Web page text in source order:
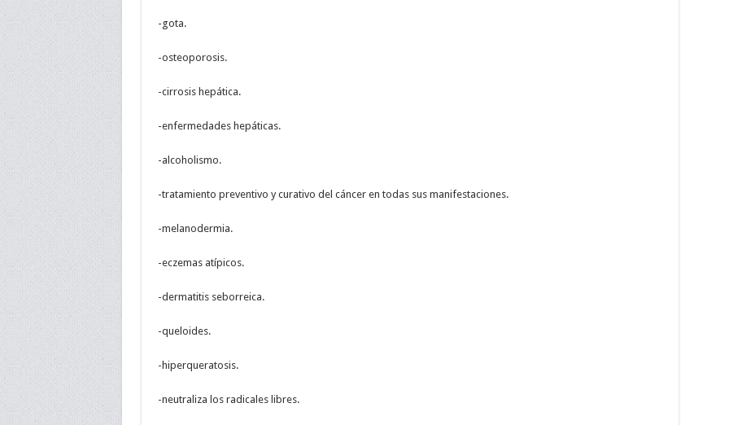
-gota.
-osteoporosis.
-cirrosis hepática.
-enfermedades hepáticas.
-alcoholismo.
-tratamiento preventivo y curativo del cáncer en todas sus manifestaciones.
-melanodermia.
-eczemas atípicos.
-dermatitis seborreica.
-queloides.
-hiperqueratosis.
-neutraliza los radicales libres.